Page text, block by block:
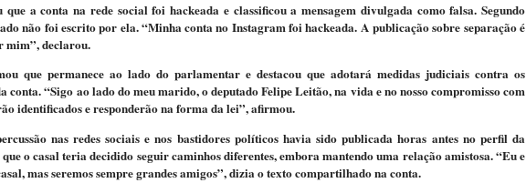
a conta na rede social foi hackeada e classificou a mensagem divulgada como falsa. Segundo
não foi escrito por ela. “Minha conta no Instagram foi hackeada. A publicação sobre separação é
mim”, declarou.
que permanece ao lado do parlamentar e destacou que adotará medidas judiciais contra os
conta. “Sigo ao lado do meu marido, o deputado Felipe Leitão, na vida e no nosso compromisso com
identificados e responderão na forma da lei”, afirmou.
nas redes sociais e nos bastidores políticos havia sido publicada horas antes no perfil da
o casal teria decidido seguir caminhos diferentes, embora mantendo uma relação amistosa. “Eu e
mas seremos sempre grandes amigos”, dizia o texto compartilhado na conta.